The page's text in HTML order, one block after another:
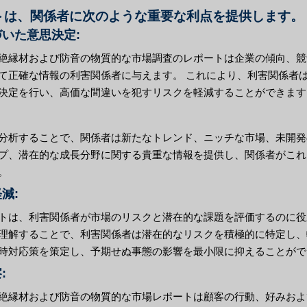
、関係者に次のような重要な利点を提供します。
た意思決定:
縁材および防音の物質的な市場調査のレポートは企業の傾向、
正確な情報の利害関係者に与えます。 これにより、利害関係
定を行い、高価な間違いを犯すリスクを軽減することができま
析することで、関係者は新たなトレンド、ニッチな市場、未開
、潜在的な成長分野に関する貴重な情報を提供し、関係者がこ
:
は、利害関係者が市場のリスクと潜在的な課題を評価するのに
解することで、利害関係者は潜在的なリスクを積極的に特定し
対応策を策定し、予期せぬ事態の影響を最小限に抑えることが
縁材および防音の物質的な市場レポートは顧客の行動、好みお